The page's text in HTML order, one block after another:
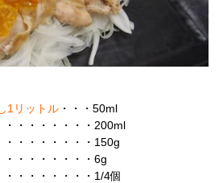
1リットル ・・・50ml
・・・・・・・200ml
・・・・・・・150g
・・・・・・・6g
・・・・・・・1/4個